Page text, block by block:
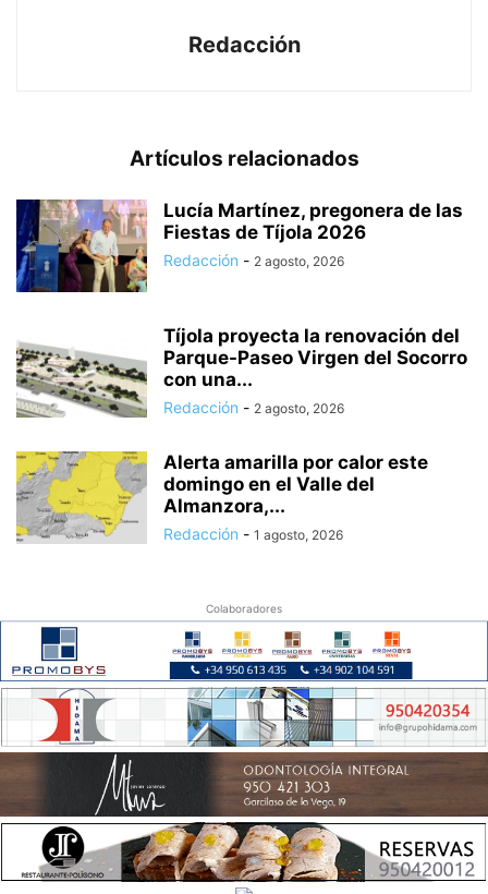
Redacción
Artículos relacionados
Lucía Martínez, pregonera de las
Fiestas de Tíjola 2026
Redacción - 2 agosto, 2026
Tíjola proyecta la renovación del
Parque-Paseo Virgen del Socorro
con una...
Redacción - 2 agosto, 2026
Alerta amarilla por calor este
domingo en el Valle del
Almanzora,...
Redacción - 1 agosto, 2026
Colaboradores